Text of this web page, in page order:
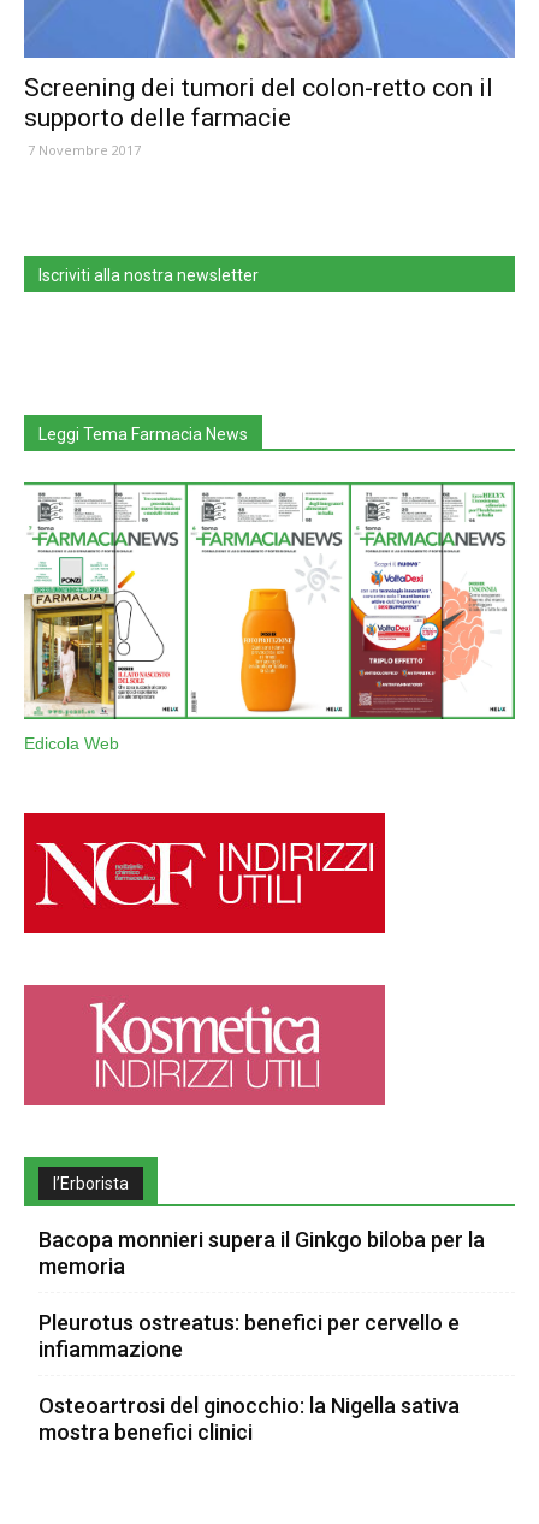
Screening dei tumori del colon-retto con il
supporto delle farmacie
7 Novembre 2017
Iscriviti alla nostra newsletter
Leggi Tema Farmacia News
Edicola Web
l’Erborista
Bacopa monnieri supera il Ginkgo biloba per la
memoria
Pleurotus ostreatus: benefici per cervello e
infiammazione
Osteoartrosi del ginocchio: la Nigella sativa
mostra benefici clinici